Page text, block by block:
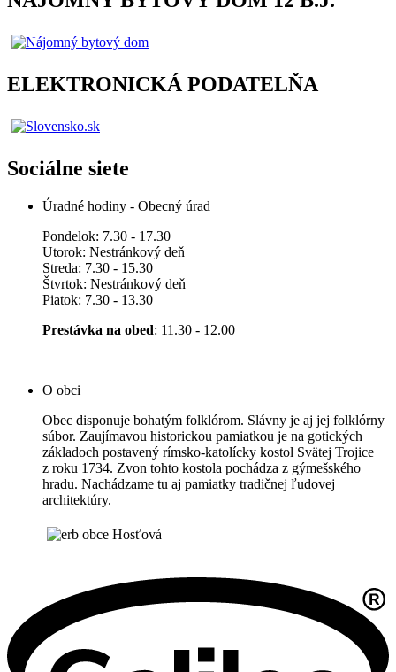
ELEKTRONICKÁ PODATELŇA
Sociálne siete
Úradné hodiny - Obecný úrad
Pondelok: 7.30 - 17.30
Utorok: Nestránkový deň
Streda: 7.30 - 15.30
Štvrtok: Nestránkový deň
Piatok: 7.30 - 13.30
Prestávka na obed: 11.30 - 12.00
O obci
Obec disponuje bohatým folklórom. Slávny je aj jej folklórny
súbor. Zaujímavou historickou pamiatkou je na gotických
základoch postavený rímsko-katolícky kostol Svätej Trojice
z roku 1734. Zvon tohto kostola pochádza z gýmešského
hradu. Nachádzame tu aj pamiatky tradičnej ľudovej
architektúry.